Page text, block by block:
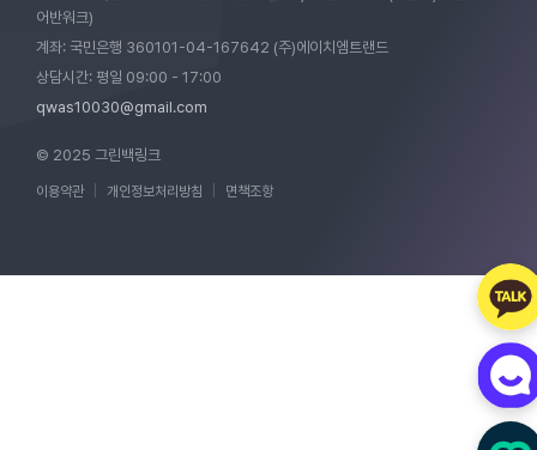
어반워크)
계좌: 국민은행 360101-04-167642 (주)에이치엠트랜드
상담시간: 평일 09:00 - 17:00
qwas10030@gmail.com
© 2025 그린백링크
이용약관 개인정보처리방침 면책조항